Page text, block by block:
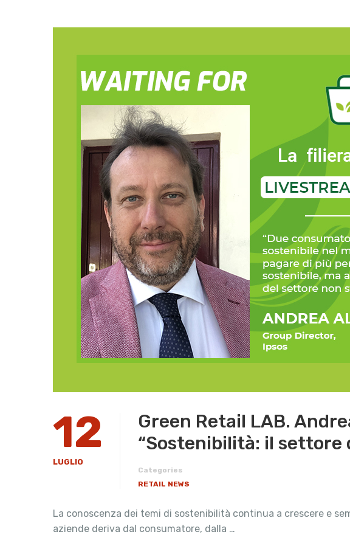
12
LUGLIO
Green Retail LAB.
“Sostenibilità: il settore
Categories
RETAIL NEWS
La conoscenza dei temi di sostenibilità continua a crescere e
aziende deriva dal consumatore, dalla …